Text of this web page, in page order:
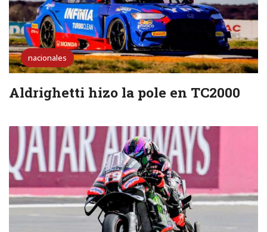
nacionales
Aldrighetti hizo la pole en TC2000